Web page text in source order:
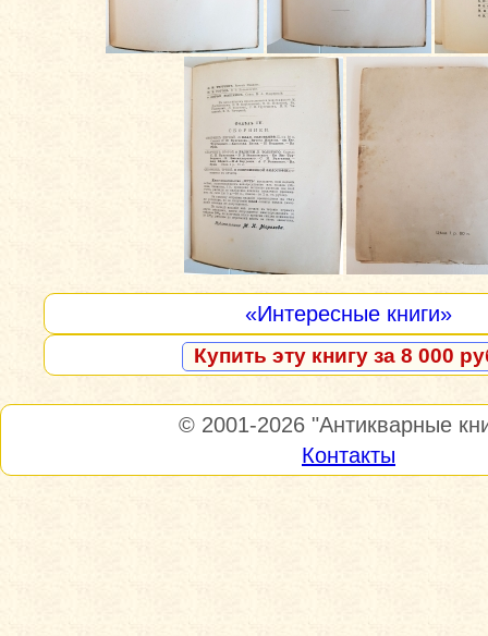
«Интересные книги»
Купить эту книгу за 8 000
© 2001-2026 "Антикварные
Контакты